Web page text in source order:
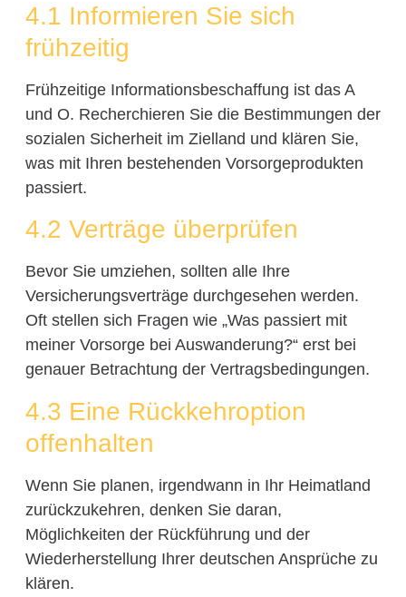
4.1 Informieren Sie sich
frühzeitig
Frühzeitige Informationsbeschaffung ist das A
und O. Recherchieren Sie die Bestimmungen der
sozialen Sicherheit im Zielland und klären Sie,
was mit Ihren bestehenden Vorsorgeprodukten
passiert.
4.2 Verträge überprüfen
Bevor Sie umziehen, sollten alle Ihre
Versicherungsverträge durchgesehen werden.
Oft stellen sich Fragen wie „Was passiert mit
meiner Vorsorge bei Auswanderung?“ erst bei
genauer Betrachtung der Vertragsbedingungen.
4.3 Eine Rückkehroption
offenhalten
Wenn Sie planen, irgendwann in Ihr Heimatland
zurückzukehren, denken Sie daran,
Möglichkeiten der Rückführung und der
Wiederherstellung Ihrer deutschen Ansprüche zu
klären.